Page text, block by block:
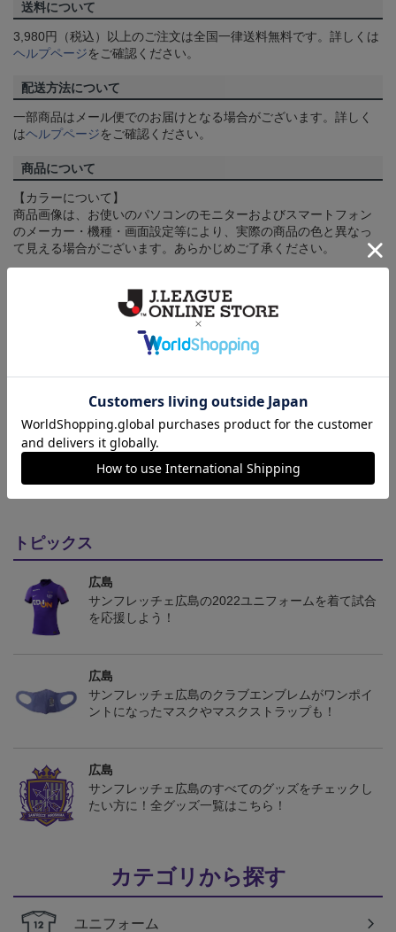
送料について
3,980円（税込）以上のご注文は全国一律送料無料です。詳しくは
ヘルプページをご確認ください。
配送方法について
一部商品はメール便でのお届けとなる場合がございます。詳しく
はヘルプページをご確認ください。
商品について
【カラーについて】
商品画像は、お使いのパソコンのモニターおよびスマートフォン
のメーカー・機種・画面設定等により、実際の商品の色と異なっ
て見える場合がございます。あらかじめご了承ください。
取り扱い商品によっては、パッケージやデザインなどの仕様が予
告なく変更になることがございます。
決済について
ギフト対応について
ヘルプページ
トピックス
広島
サンフレッチェ広島の2022ユニフォームを着て試合
を応援しよう！
広島
サンフレッチェ広島のクラブエンブレムがワンポイ
ントになったマスクやマスクストラップも！
広島
サンフレッチェ広島のすべてのグッズをチェックし
たい方に！全グッズ一覧はこちら！
カテゴリから探す
ユニフォーム